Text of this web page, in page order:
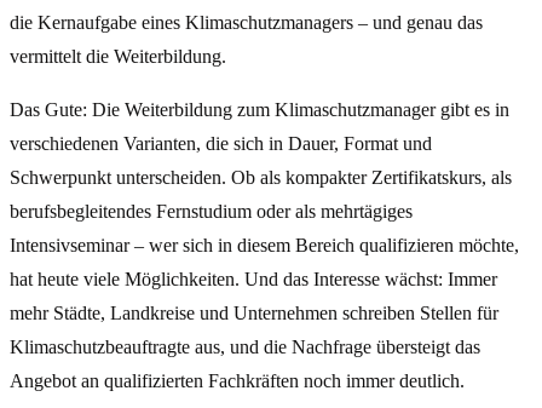
die Kernaufgabe eines Klimaschutzmanagers – und genau das
vermittelt die Weiterbildung.
Das Gute: Die Weiterbildung zum Klimaschutzmanager gibt es in
verschiedenen Varianten, die sich in Dauer, Format und
Schwerpunkt unterscheiden. Ob als kompakter Zertifikatskurs, als
berufsbegleitendes Fernstudium oder als mehrtägiges
Intensivseminar – wer sich in diesem Bereich qualifizieren möchte,
hat heute viele Möglichkeiten. Und das Interesse wächst: Immer
mehr Städte, Landkreise und Unternehmen schreiben Stellen für
Klimaschutzbeauftragte aus, und die Nachfrage übersteigt das
Angebot an qualifizierten Fachkräften noch immer deutlich.